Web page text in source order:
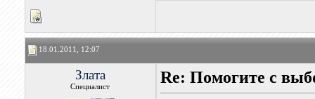
18.01.2011, 12:07
Злата
Специалист
Re: Помогите с